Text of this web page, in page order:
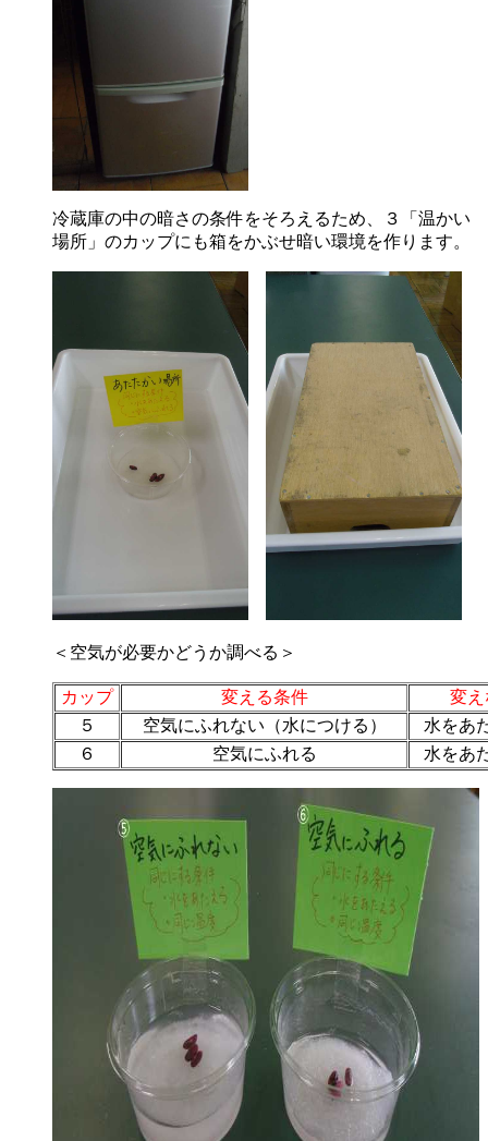
冷蔵庫の中の暗さの条件をそろえるため、３「温かい
場所」のカップにも箱をかぶせ暗い環境を作ります。
＜空気が必要かどうか調べる＞
カップ 変える条件
変
５
空気にふれない（水につける）
水をあ
６
空気にふれる 水をあ